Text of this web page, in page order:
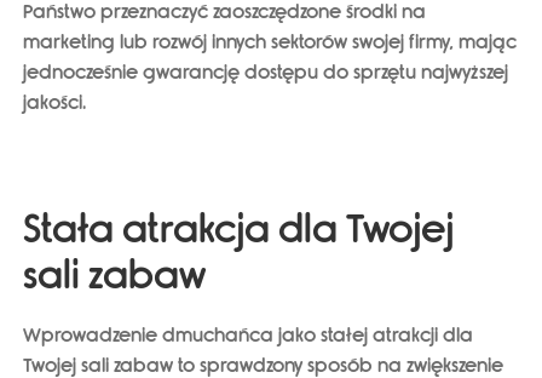
Państwo przeznaczyć zaoszczędzone środki na
marketing lub rozwój innych sektorów swojej firmy, mając
jednocześnie gwarancję dostępu do sprzętu najwyższej
jakości.
Stała atrakcja dla Twojej
sali zabaw
Wprowadzenie dmuchańca jakostałej atrakcji dla
Twojej sali zabaw to sprawdzony sposób na zwiększenie